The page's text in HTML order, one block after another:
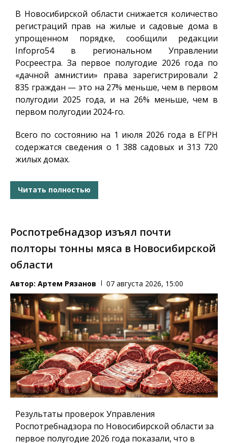
В Новосибирской области снижается количество
регистраций прав на жилые и садовые дома в
упрощенном порядке, сообщили редакции
Infopro54в региональном Управлении
Росреестра. За первое полугодие 2026 года по
«дачной амнистии» права зарегистрировали 2
835 граждан — это на 27% меньше, чем в первом
полугодии 2025 года, и на 26% меньше, чем в
первом полугодии 2024-го.
Всего по состоянию на 1 июля 2026 года в ЕГРН
содержатся сведения о 1 388 садовых и 313 720
жилых домах.
Читать полностью
Роспотребнадзор изъял почти
полторы тонны мяса в Новосибирской
области
Автор: Артем Рязанов 07 августа 2026, 15:00
Результаты проверок Управления
Роспотребнадзора по Новосибирской области за
первое полугодие 2026 года показали, что в